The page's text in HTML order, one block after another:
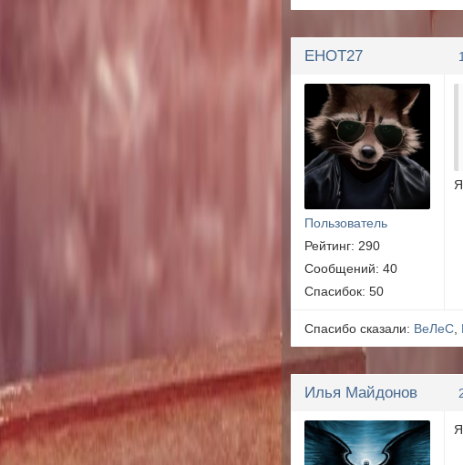
EHOT27
Пользователь
Рейтинг: 290
Сообщений: 40
Спасибок: 50
Спасибо сказали: ВеЛеС
Илья Майдонов